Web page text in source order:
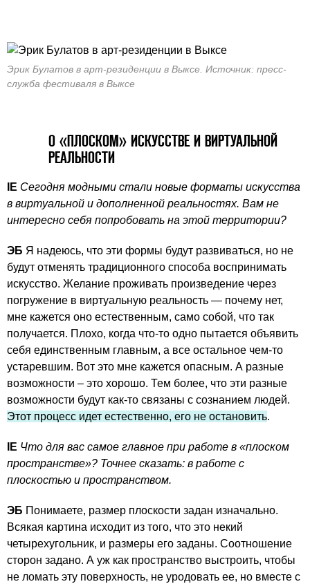
Эрик Булатов в арт-резиденции в Выксе. Источник: пресс-
служба фестиваля в Выксе
О «ПЛОСКОМ» ИСКУССТВЕ И ВИРТУАЛЬНОЙ
РЕАЛЬНОСТИ
IE Сегодня модными стали новые форматы искусства
в виртуальной и дополненной реальностях. Вам не
интересно себя попробовать на этой территории?
ЭБ Я надеюсь, что эти формы будут развиваться, но не
будут отменять традиционного способа воспринимать
искусство. Желание проживать произведение через
погружение в виртуальную реальность — почему нет,
мне кажется оно естественным, само собой, что так
получается. Плохо, когда что-то одно пытается объявить
себя единственным главным, а все остальное чем-то
устаревшим. Вот это мне кажется опасным. А разные
возможности – это хорошо. Тем более, что эти разные
возможности будут как-то связаны с сознанием людей.
Этот процесс идет естественно, его не остановить.
IE Что для вас самое главное при работе в «плоском
пространстве»? Точнее сказать: в работе с
плоскостью и пространством.
ЭБ Понимаете, размер плоскости задан изначально.
Всякая картина исходит из того, что это некий
четырехугольник, и размеры его заданы. Соотношение
сторон задано. А уж как пространство выстроить, чтобы
не ломать эту поверхность, не уродовать ее, но вместе с